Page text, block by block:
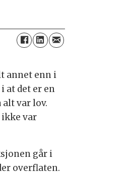
annet enn i
at det er en
var lov.
var
går i
overflaten.